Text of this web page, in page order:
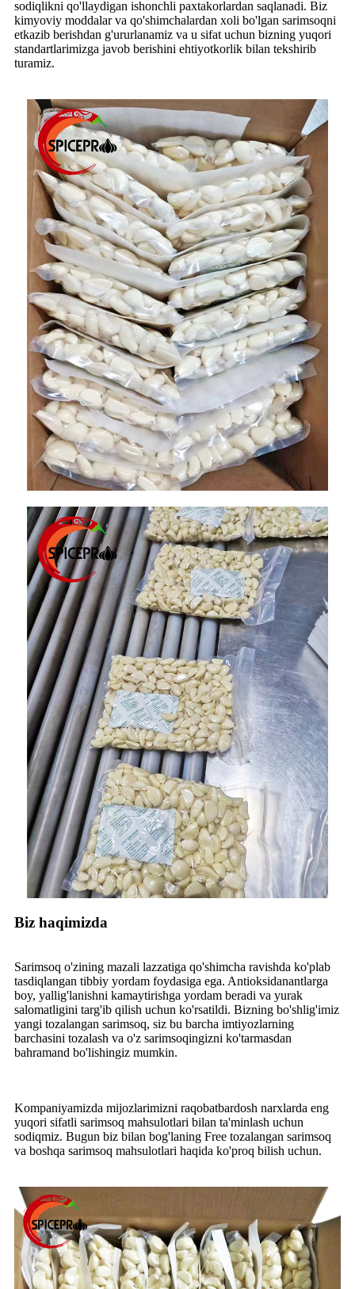
sodiqlikni qo'llaydigan ishonchli paxtakorlardan saqlanadi. Biz
kimyoviy moddalar va qo'shimchalardan xoli bo'lgan sarimsoqni
etkazib berishdan g'ururlanamiz va u sifat uchun bizning yuqori
standartlarimizga javob berishini ehtiyotkorlik bilan tekshirib
turamiz.
Biz haqimizda
Sarimsoq o'zining mazali lazzatiga qo'shimcha ravishda ko'plab
tasdiqlangan tibbiy yordam foydasiga ega. Antioksidanantlarga
boy, yallig'lanishni kamaytirishga yordam beradi va yurak
salomatligini targ'ib qilish uchun ko'rsatildi. Bizning bo'shlig'imiz
yangi tozalangan sarimsoq, siz bu barcha imtiyozlarning
barchasini tozalash va o'z sarimsoqingizni ko'tarmasdan
bahramand bo'lishingiz mumkin.
Kompaniyamizda mijozlarimizni raqobatbardosh narxlarda eng
yuqori sifatli sarimsoq mahsulotlari bilan ta'minlash uchun
sodiqmiz. Bugun biz bilan bog'laning Free tozalangan sarimsoq
va boshqa sarimsoq mahsulotlari haqida ko'proq bilish uchun.